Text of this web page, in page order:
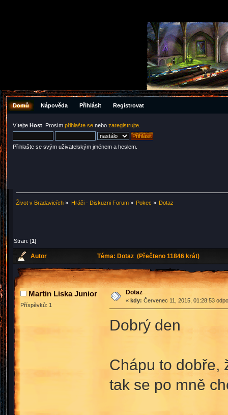
Domů Nápověda Přihlásit Registrovat
Vítejte Host . Prosím přihlašte se nebo zaregistrujte
Přihlašte se svým uživatelským jménem a heslem.
Život v Bradavicích » Hráči - Diskuzni Forum» Pokec » Dotaz
Stran: [1]
Autor Téma: Dotaz (Přečteno 11846 krát)
Martin Liska Junior
Příspěvků: 1
Dotaz
« kdy: Červenec 11, 2015, 01:28:53
Dobrý den
Chápu to dobře,
tak se po mně